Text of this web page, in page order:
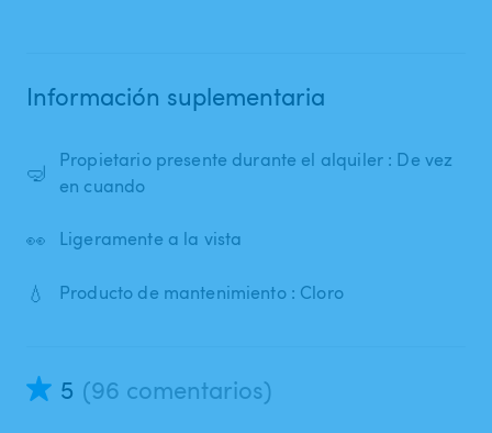
Información suplementaria
🤿
Propietario presente durante el alquiler : De vez
en cuando
👀 Ligeramente a la vista
💧 Producto de mantenimiento : Cloro
5 (96 comentarios)